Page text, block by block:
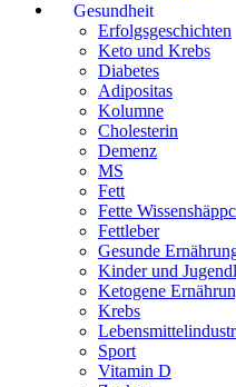
Gesundheit
Erfolgsgeschichten
Keto und Krebs
Diabetes
Adipositas
Kolumne
Cholesterin
Demenz
MS
Fett
Fette
Fettleber
Gesunde
Kinder und
Ketogene
Krebs
Sport
Vitamin D